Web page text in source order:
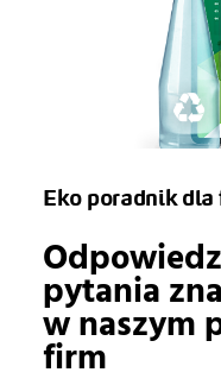
Eko poradnik
pytania
w naszym
firm